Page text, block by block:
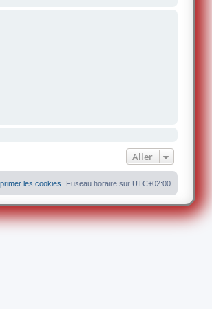
Aller
Fuseau horaire sur UTC+02:00
les cookies